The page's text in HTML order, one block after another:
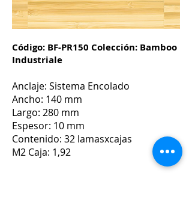
Código: BF-PR150 Colección: Bamboo
Industriale
Anclaje: Sistema Encolado
Ancho: 140 mm
Largo: 280 mm
Espesor: 10 mm
Contenido: 32 lamasxcajas
M2 Caja: 1,92